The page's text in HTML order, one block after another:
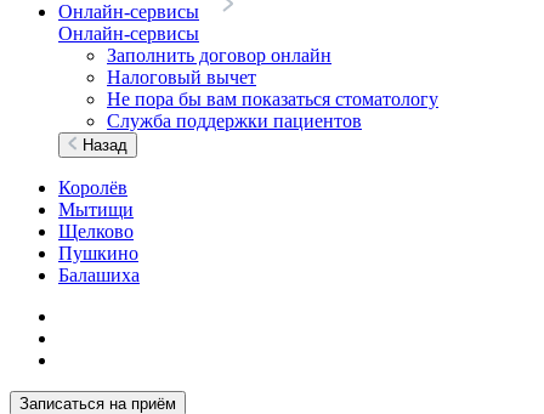
Онлайн-сервисы
Онлайн-сервисы
Заполнить договор онлайн
Налоговый вычет
Не пора бы вам показаться стоматологу
Служба поддержки пациентов
Назад
Королёв
Мытищи
Щелково
Пушкино
Балашиха
Записаться на приём